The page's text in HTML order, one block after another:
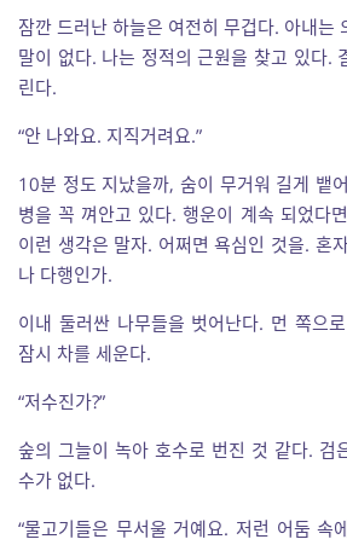
잠깐 드러난 하늘은 여전히 무겁다. 아내는
말이 없다. 나는 정적의 근원을 찾고 있다.
린다.
“안 나와요. 지직거려요.”
10분 정도 지났을까, 숨이 무거워 길게 뱉
병을 꼭 껴안고 있다. 행운이 계속 되었다
이런 생각은 말자. 어쩌면 욕심인 것을. 혼
나 다행인가.
이내 둘러싼 나무들을 벗어난다. 먼 쪽으
잠시 차를 세운다.
“저수진가?”
숲의 그늘이 녹아 호수로 번진 것 같다. 검
수가 없다.
“물고기들은 무서울 거예요. 저런 어둠 속